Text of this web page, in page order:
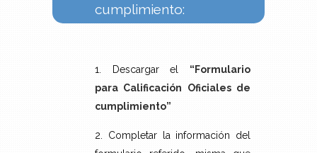
cumplimiento:
1. Descargar el “Formulario
para Calificación Oficiales de
cumplimiento”
2. Completar la información del